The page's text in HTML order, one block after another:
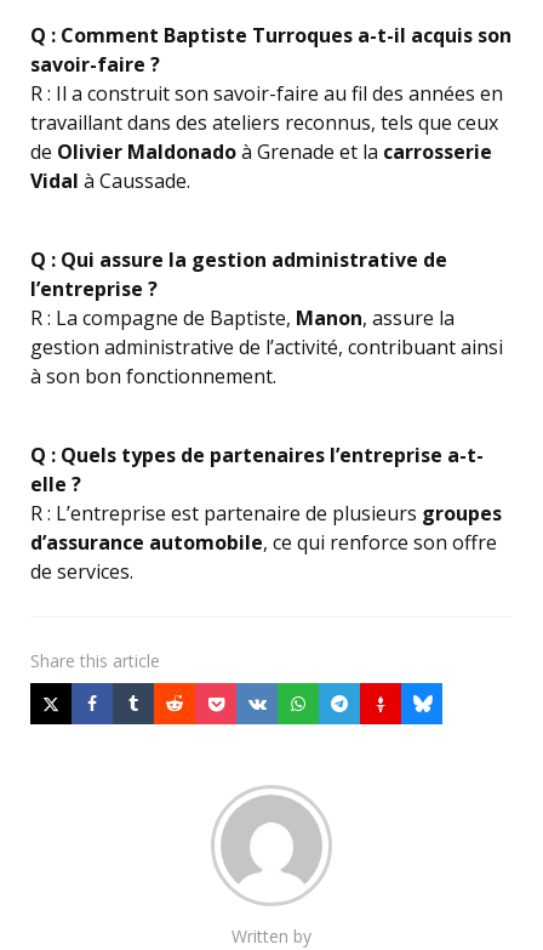
Q : Comment Baptiste Turroques a-t-il acquis son
savoir-faire ?
R : Il a construit son savoir-faire au fil des années en
travaillant dans des ateliers reconnus, tels que ceux
de Olivier Maldonadoà Grenade et la carrosserie
Vidal à Caussade.
Q : Qui assure la gestion administrative de
l’entreprise ?
R : La compagne de Baptiste, Manon, assure la
gestion administrative de l’activité, contribuant ainsi
à son bon fonctionnement.
Q : Quels types de partenaires l’entreprise a-t-
elle ?
R : L’entreprise est partenaire de plusieurs groupes
d’assurance automobile, ce qui renforce son offre
de services.
Share this article
Written by